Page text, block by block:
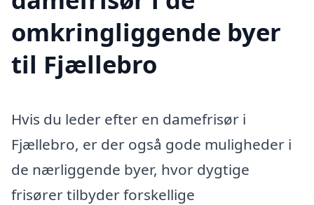
omkringliggende byer
til Fjællebro
Hvis du leder efter en damefrisør i
Fjællebro, er der også gode muligheder i
de nærliggende byer, hvor dygtige
frisører tilbyder forskellige